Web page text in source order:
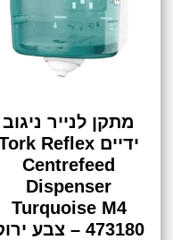
מתקן לנייר ניגוב
ידיים​ Tork Reflex
Centrefeed
Dispenser
Turquoise M4
473180 – צבע ירוק